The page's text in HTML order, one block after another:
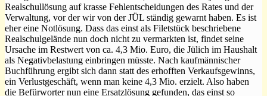
Realschullösung auf krasse Fehlentscheidungen des Rates und der
Verwaltung, vor der wir von der JÜL ständig gewarnt haben. Es ist
eher eine Notlösung. Dass das einst als Filetstück beschriebene
Realschulgelände nun doch nicht zu vermarkten ist, findet seine
Ursache im Restwert von ca. 4,3 Mio. Euro, die Jülich im Haushalt
als Negativbelastung einbringen müsste. Nach kaufmännischer
Buchführung ergibt sich dann statt des erhofften Verkaufsgewinns,
ein Verlustgeschäft, wenn man keine 4,3 Mio. erzielt. Also haben
die Befürworter nun eine Ersatzlösung gefunden, das einst so